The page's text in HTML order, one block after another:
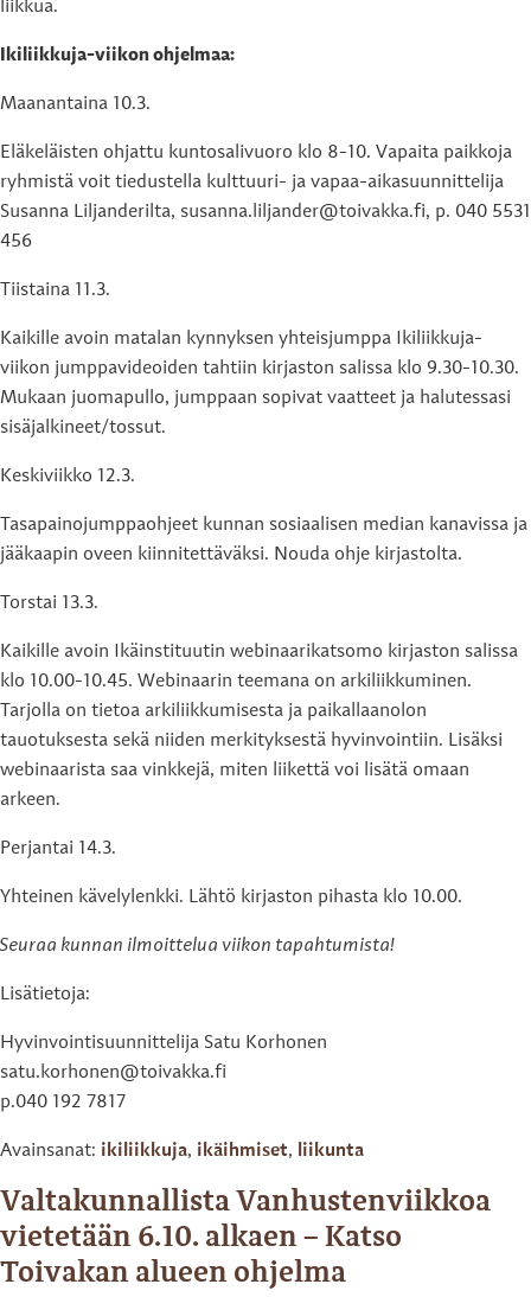
liikkua.
Ikiliikkuja-viikon ohjelmaa:
Maanantaina 10.3.
Eläkeläisten ohjattu kuntosalivuoro klo 8-10. Vapaita paikkoja
ryhmistä voit tiedustella kulttuuri- ja vapaa-aikasuunnittelija
Susanna Liljanderilta, susanna.liljander@toivakka.fi, p. 040 5531
456
Tiistaina 11.3.
Kaikille avoin matalan kynnyksen yhteisjumppa Ikiliikkuja-
viikon jumppavideoiden tahtiin kirjaston salissa klo 9.30-10.30.
Mukaan juomapullo, jumppaan sopivat vaatteet ja halutessasi
sisäjalkineet/tossut.
Keskiviikko 12.3.
Tasapainojumppaohjeet kunnan sosiaalisen median kanavissa ja
jääkaapin oveen kiinnitettäväksi. Nouda ohje kirjastolta.
Torstai 13.3.
Kaikille avoin Ikäinstituutin webinaarikatsomo kirjaston salissa
klo 10.00-10.45. Webinaarin teemana on arkiliikkuminen.
Tarjolla on tietoa arkiliikkumisesta ja paikallaanolon
tauotuksesta sekä niiden merkityksestä hyvinvointiin. Lisäksi
webinaarista saa vinkkejä, miten liikettä voi lisätä omaan
arkeen.
Perjantai 14.3.
Yhteinen kävelylenkki. Lähtö kirjaston pihasta klo 10.00.
Seuraa kunnan ilmoittelua viikon tapahtumista!
Lisätietoja:
Hyvinvointisuunnittelija Satu Korhonen
satu.korhonen@toivakka.fi
p.040 192 7817
Avainsanat: ikiliikkuja, ikäihmiset, liikunta
Valtakunnallista Vanhustenviikkoa
vietetään 6.10. alkaen – Katso
Toivakan alueen ohjelma